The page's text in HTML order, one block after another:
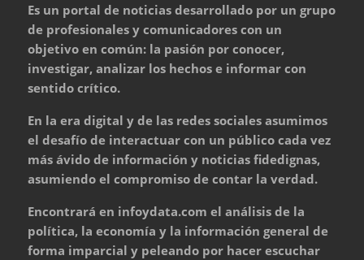
Es un portal de noticias desarrollado por un grupo
de profesionales y comunicadores con un
objetivo en común: la pasión por conocer,
investigar, analizar los hechos e informar con
sentido crítico.
En la era digital y de las redes sociales asumimos
el desafío de interactuar con un público cada vez
más ávido de información y noticias fidedignas,
asumiendo el compromiso de contar la verdad.
Encontrará en infoydata.com el análisis de la
política, la economía y la información general de
forma imparcial y peleando por hacer escuchar